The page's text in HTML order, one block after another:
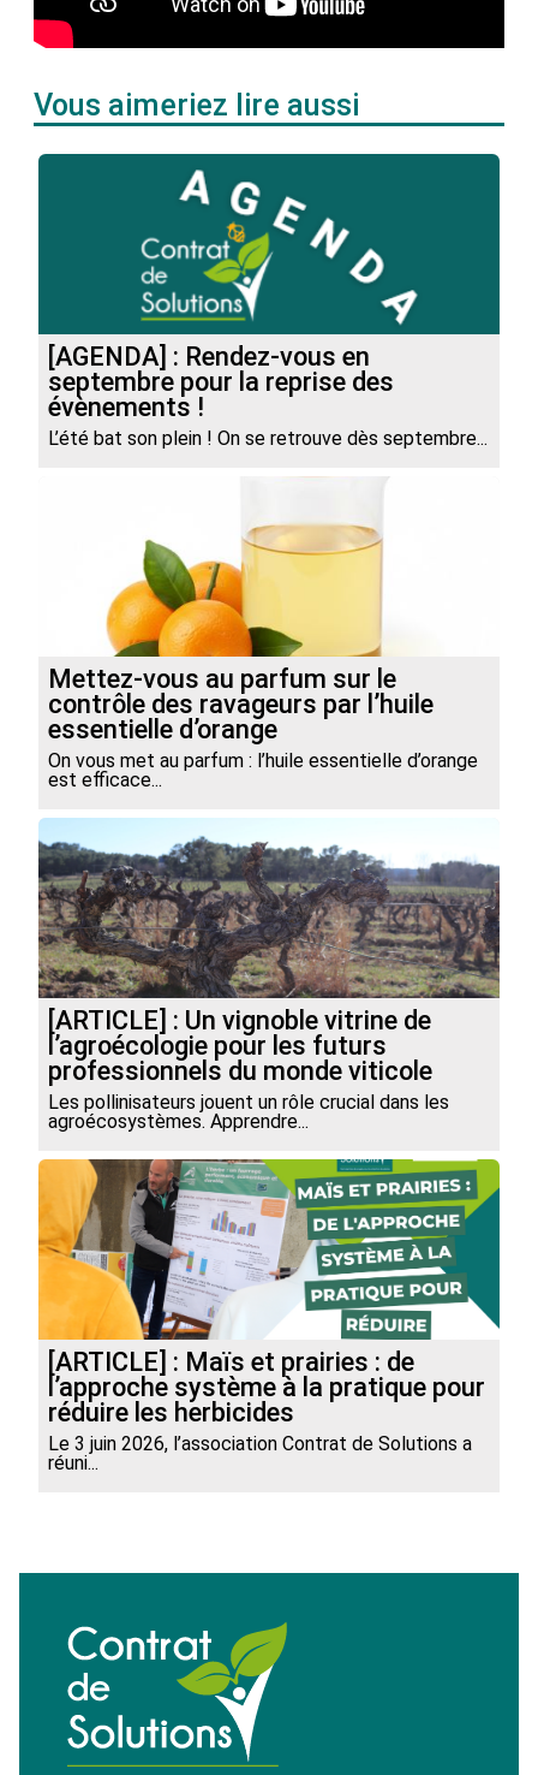
Vous aimeriez lire aussi
[AGENDA] : Rendez-vous en
septembre pour la reprise des
évènements !
L’été bat son plein ! On se retrouve dès septembre...
Mettez-vous au parfum sur le
contrôle des ravageurs par l’huile
essentielle d’orange
On vous met au parfum : l’huile essentielle d’orange
est efficace...
[ARTICLE] : Un vignoble vitrine de
l’agroécologie pour les futurs
professionnels du monde viticole
Les pollinisateurs jouent un rôle crucial dans les
agroécosystèmes. Apprendre...
[ARTICLE] : Maïs et prairies : de
l’approche système à la pratique pour
réduire les herbicides
Le 3 juin 2026, l’association Contrat de Solutions a
réuni...